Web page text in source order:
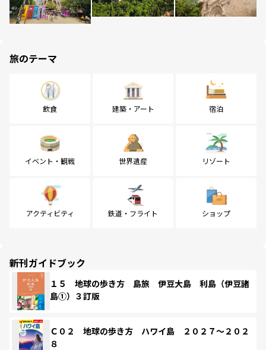
旅のテーマ
飲食 建築・アート 宿泊
イベント・観戦 世界遺産 リゾート
アクティビティ 鉄道・フライト ショップ
新刊ガイドブック
１５ 地球の歩き方 島旅 伊豆大島 利島（伊豆諸
島①）３訂版
Ｃ０２ 地球の歩き方 ハワイ島 ２０２７～２０２
８